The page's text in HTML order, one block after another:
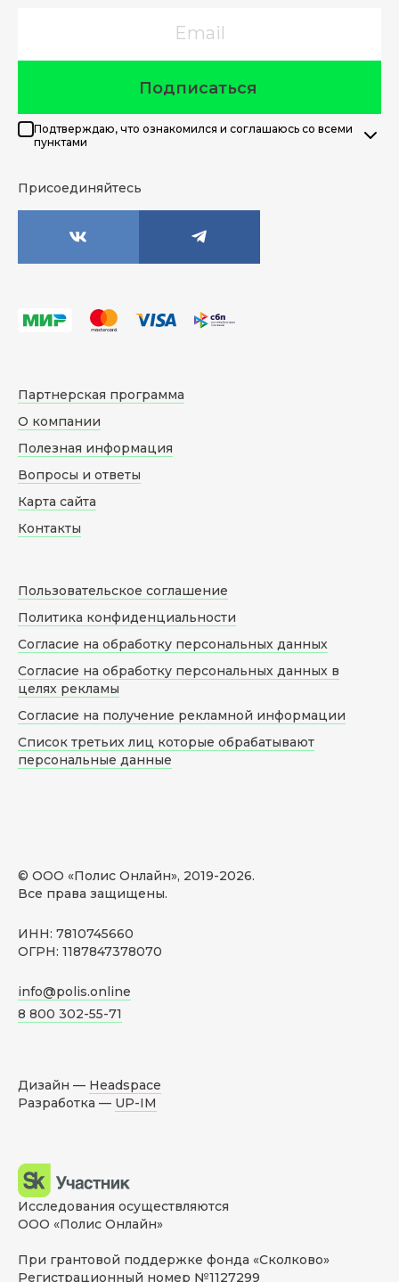
Подписаться
Подтверждаю, что ознакомился и соглашаюсь со всеми
пунктами
Присоединяйтесь
© ООО «Полис Онлайн», 2019-2026.
Все права защищены.
ИНН: 7810745660
ОГРН: 1187847378070
info@polis.online
8 800 302-55-71
Партнерская программа
О компании
Полезная информация
Вопросы и ответы
Карта сайта
Контакты
Пользовательское соглашение
Политика конфиденциальности
Согласие на обработку персональных данных
Согласие на обработку персональных данных в
целях рекламы
Согласие на получение рекламной информации
Список третьих лиц которые обрабатывают
персональные данные
Дизайн — Headspace
Разработка — UP-IM
Исследования осуществляются
ООО «Полис Онлайн»
При грантовой поддержке фонда «Сколково»
Регистрационный номер №1127299